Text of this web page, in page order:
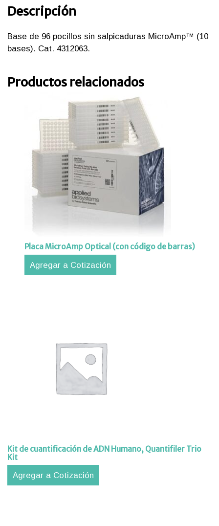
Descripción
Base de 96 pocillos sin salpicaduras MicroAmp™ (10
bases). Cat. 4312063.
Productos relacionados
Placa MicroAmp Optical (con código de barras)
Agregar a Cotización
Kit de cuantificación de ADN Humano, Quantifiler Trio
Kit
Agregar a Cotización